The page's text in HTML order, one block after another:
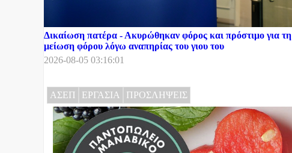
Δικαίωση πατέρα - Ακυρώθηκαν φόρος και πρόστιμο για τη
μείωση φόρου λόγω αναπηρίας του γιου του
2026-08-05 03:16:01
ΑΣΕΠ ΕΡΓΑΣΙΑ ΠΡΟΣΛΗΨΕΙΣ